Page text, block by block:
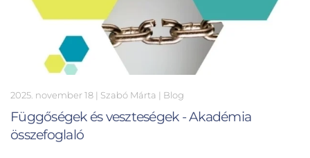
2025. november 18 | Szabó Márta | Blog
Függőségek és veszteségek - Akadémia
összefoglaló